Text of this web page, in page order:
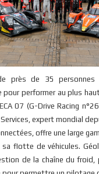
près de 35
performer au plus
07 (G-Drive Racing
expert mondial
offre une large
flotte de véhicules.
de la chaîne du froid,